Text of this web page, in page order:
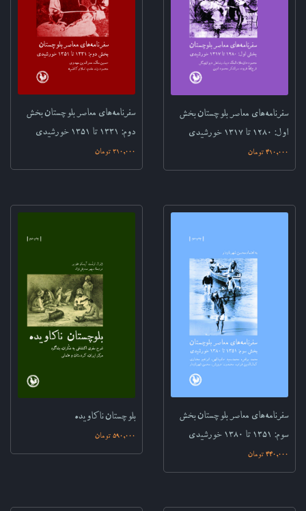
سفرنامه‌های معاصر بلوچستان‌ بخش
اول: ۱۲۸۰ تا ۱۳۱۷ خورشیدی‌‌
410,000 تومان
سفرنامه‌های معاصر بلوچستان‌ ‌بخش
دوم: ۱۳۳۱ تا ۱۳۵۱ خورشیدی‌
310,000 تومان
سفرنامه‌های معاصر بلوچستان‌ ‌بخش
سوم: ۱۳۵۱ تا ۱۳۸۰ خورشیدی‌
440,000 تومان
بلوچستان ناکاویده‌
590,000 تومان